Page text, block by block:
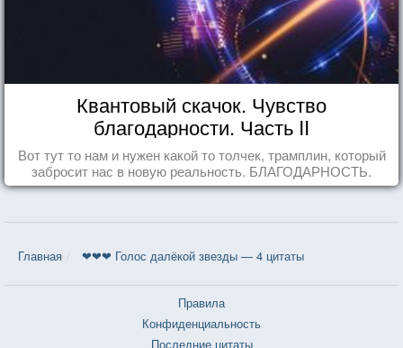
Квантовый скачок. Чувство
благодарности. Часть II
Вот тут то нам и нужен какой то толчек, трамплин, который
забросит нас в новую реальность. БЛАГОДАРНОСТЬ.
Главная ❤❤❤ Голос далёкой звезды — 4 цитаты
Правила
Конфиденциальность
Последние цитаты